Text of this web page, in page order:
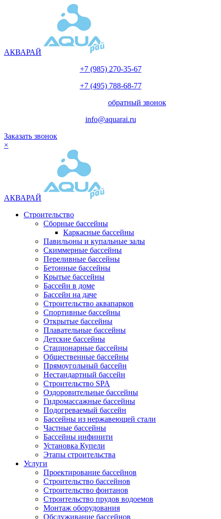
АКВАРАЙ
+7 (985) 270-35-67
+7 (495) 788-68-77
обратный звонок
info@aquarai.ru
Заказать звонок
×
АКВАРАЙ
Строительство
Сборные бассейны
Каркасные бассейны
Павильоны и купальные залы
Скиммерные бассейны
Переливные бассейны
Бетонные бассейны
Крытые бассейны
Бассейн в доме
Бассейн на даче
Строительство аквапарков
Спортивные бассейны
Открытые бассейны
Плавательные бассейны
Детские бассейны
Стационарные бассейны
Общественные бассейны
Прямоугольный бассейн
Нестандартный бассейн
Строительство SPA
Оздоровительные бассейны
Гидромассажные бассейны
Подогреваемый бассейн
Бассейны из нержавеющей стали
Частные бассейны
Бассейны инфинити
Установка Купели
Этапы строительства
Услуги
Проектирование бассейнов
Строительство бассейнов
Строительство фонтанов
Строительство прудов водоемов
Монтаж оборудования
Обслуживание бассейнов